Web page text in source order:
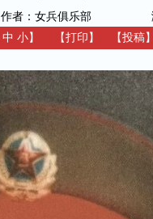
作者：女兵俱乐部
中 小】 【打印 】 【投稿